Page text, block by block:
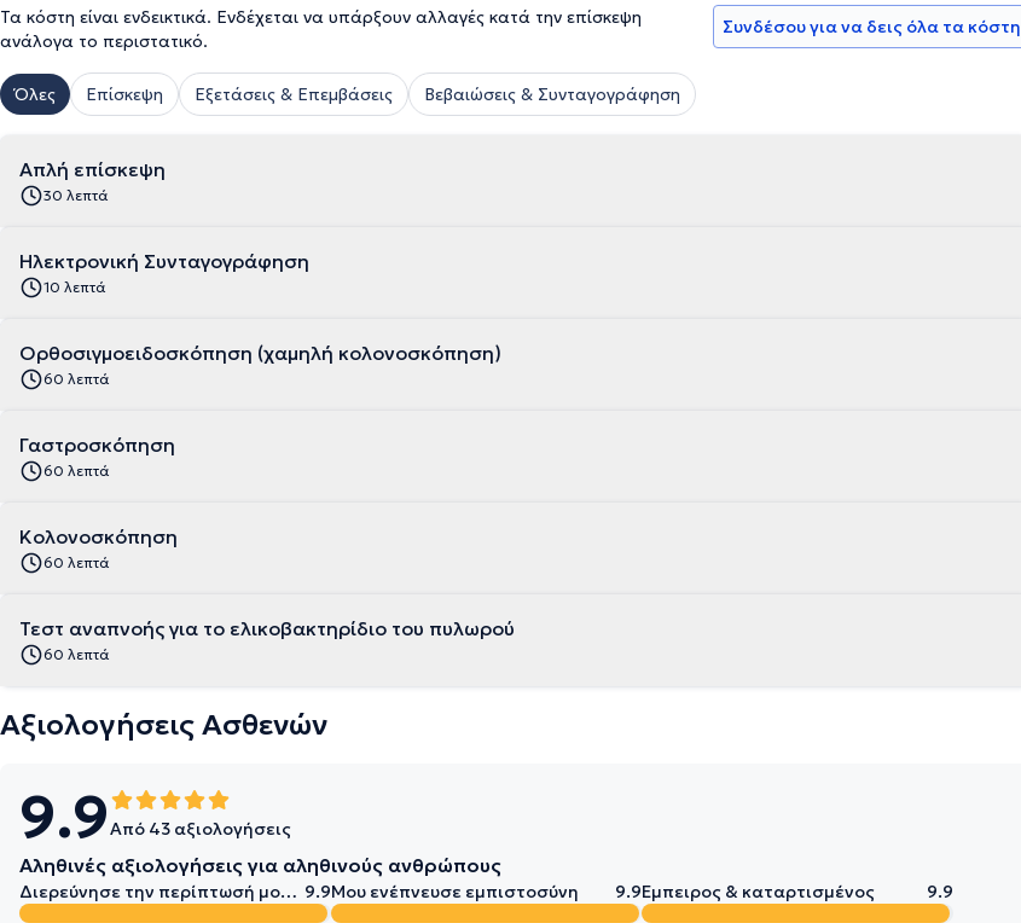
Τα κόστη είναι ενδεικτικά. Ενδέχεται να υπάρξουν αλλαγές κατά την επίσκεψη
ανάλογα το περιστατικό.
Συνδέσου για να δεις όλα τα κόστη
Όλες Επίσκεψη Εξετάσεις & Επεμβάσεις Βεβαιώσεις & Συνταγογράφηση
Απλή επίσκεψη
30 λεπτά
Ηλεκτρονική Συνταγογράφηση
10 λεπτά
Ορθοσιγμοειδοσκόπηση (χαμηλή κολονοσκόπηση)
60 λεπτά
Γαστροσκόπηση
60 λεπτά
Κολονοσκόπηση
60 λεπτά
Τεστ αναπνοής για το ελικοβακτηρίδιο του πυλωρού
60 λεπτά
Αξιολογήσεις Ασθενών
9.9Από 43 αξιολογήσεις
Αληθινές αξιολογήσεις για αληθινούς ανθρώπους
Διερεύνησε την περίπτωσή μου σε βάθος 9.9Μου ενέπνευσε εμπιστοσύνη 9.9Έμπειρος & καταρτισμένος
9.9